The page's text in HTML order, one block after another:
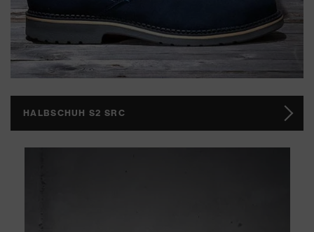
HALBSCHUH S2 SRC